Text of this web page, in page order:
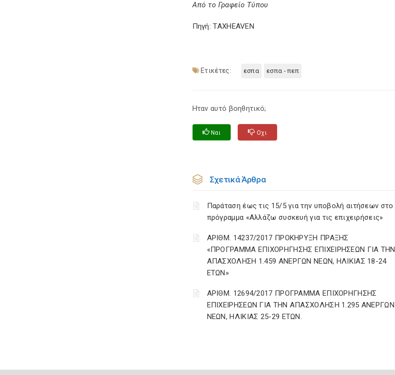
Από το Γραφείο Τύπου
Πηγή: TAXHEAVEN
Ετικέτες: εσπα εσπα - πεπ
Ηταν αυτό βοηθητικό;
Ναι Οχι
Σχετικά Άρθρα
Παράταση έως τις 15/5 για την υποβολή αιτήσεων στο
πρόγραμμα «Αλλάζω συσκευή για τις επιχειρήσεις»
ΑΡΙΘΜ. 14237/2017 ΠΡΟΚΗΡΥΞΗ ΠΡΑΞΗΣ
«ΠΡΟΓΡΑΜΜΑ ΕΠΙΧΟΡΗΓΗΣΗΣ ΕΠΙΧΕΙΡΗΣΕΩΝ ΓΙΑ ΤΗΝ
ΑΠΑΣΧΟΛΗΣΗ 1.459 ΑΝΕΡΓΩΝ ΝΕΩΝ, ΗΛΙΚΙΑΣ 18-24
ΕΤΩΝ»
ΑΡΙΘΜ. 12694/2017 ΠΡΟΓΡΑΜΜΑ ΕΠΙΧΟΡΗΓΗΣΗΣ
ΕΠΙΧΕΙΡΗΣΕΩΝ ΓΙΑ ΤΗΝ ΑΠΑΣΧΟΛΗΣΗ 1.295 ΑΝΕΡΓΩΝ
ΝΕΩΝ, ΗΛΙΚΙΑΣ 25-29 ΕΤΩΝ.